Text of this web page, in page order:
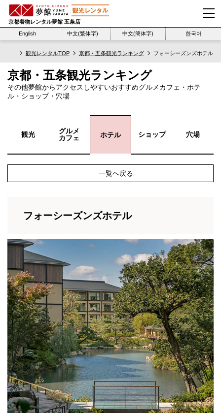
京都着物レンタル夢館 五条店
English
中文(繁体字) 中文(簡体字) 한국어
観光レンタルTOP 京都・五条観光ランキング フォーシーズンズホテル
京都・五条観光ランキング
その他夢館からアクセスしやすいおすすめグルメカフェ・ホテ
ル・ショップ・穴場
観光
グルメ
カフェ
ホテル ショップ 穴場
一覧へ戻る
フォーシーズンズホテル